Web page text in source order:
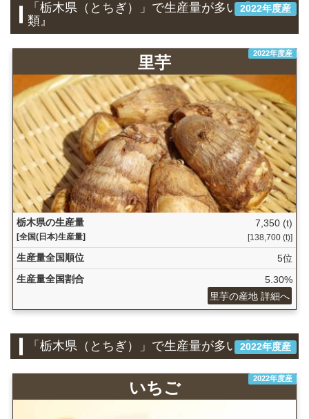
2022年度産
「栃木県（とちぎ）」で生産量が多い『いも
類』
2022年度産
里芋
栃木県の生産量
[全国(日本)生産量]
7,350 (t)
[138,700 (t)]
生産量全国順位
5位
生産量全国割合
5.30%
里芋の産地 詳細へ
2022年度産
「栃木県（とちぎ）」で生産量が多い『野菜』
2022年度産
いちご